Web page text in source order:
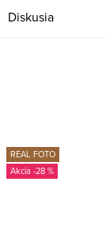
Diskusia
REAL FOTO
-28 %